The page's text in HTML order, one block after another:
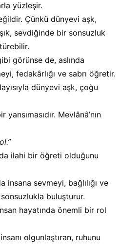
yüzleşir.
Çünkü dünyevi aşk,
sevdiğinde bir sonsuzluk
görünse de, aslında
fedakârlığı ve sabrı öğretir.
dünyevi aşk, çoğu
Mevlânâ’nın
ilahi bir öğreti olduğunu
sevmeyi, bağlılığı ve
buluşturur.
hayatında önemli bir rol
olgunlaştıran, ruhunu